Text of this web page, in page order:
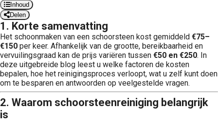
Inhoud
Delen
1. Korte samenvatting
Het schoonmaken van een schoorsteen kost gemiddeld €75–
€150 per keer. Afhankelijk van de grootte, bereikbaarheid en
vervuilingsgraad kan de prijs variëren tussen €50 en €250. In
deze uitgebreide blog leest u welke factoren de kosten
bepalen, hoe het reinigingsproces verloopt, wat u zelf kunt doen
om te besparen en antwoorden op veelgestelde vragen.
2. Waarom schoorsteenreiniging belangrijk
is